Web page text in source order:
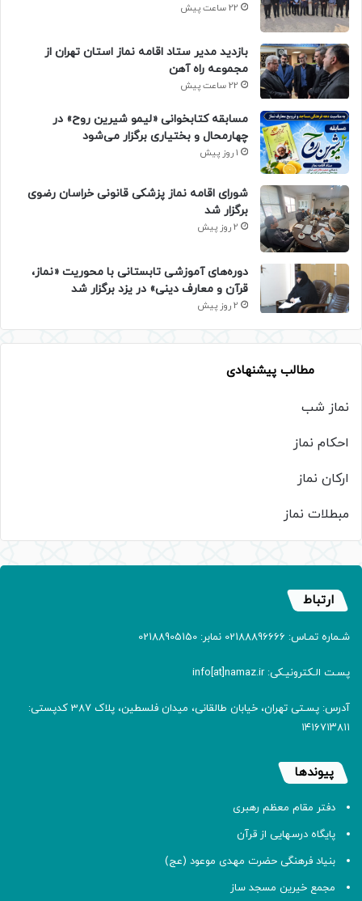
22 ساعت پیش
بازدید مدیر ستاد اقامه نماز استان تهران از
مجموعه راه آهن
22 ساعت پیش
مسابقه کتابخوانی «لیمو شیرین روح» در
چهارمحال و بختیاری برگزار می‌شود
1 روز پیش
شورای اقامه نماز پزشکی قانونی خراسان رضوی
برگزار شد
2 روز پیش
دوره‌های آموزشی تابستانی با محوریت «نماز،
قرآن و معارف دینی» در یزد برگزار شد
2 روز پیش
مطالب پیشنهادی
نماز شب
احکام نماز
ارکان نماز
مبطلات نماز
ارتباط
شـماره تمـاس: 02188896666 نمابر: 02188905150
پسـت الـکترونیـکی: info[at]namaz.ir
آدرس: پسـتی تهران، خیابان طالقانی، میدان فلسطین، پلاک 387 کدپستی:
۱۴۱۶۷۱۳۸۱۱
پیوندها
دفتر مقام معظم رهبری
پایگاه درسهایی از قرآن
بنیاد فرهنگی حضرت مهدی موعود (عج)
مجمع خیرین مسجد ساز